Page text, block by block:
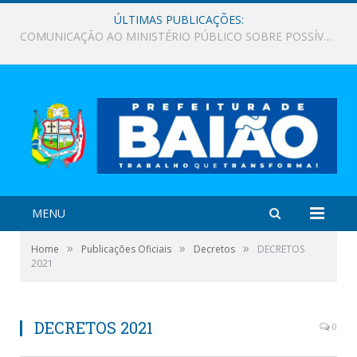
ÚLTIMAS PUBLICAÇÕES:
Mais de 100 pessoas são beneficiadas no Mutirão de Cirurgias da Visão em Baião
MENU
Home » Publicações Oficiais » Decretos »
DECRETOS
2021
DECRETOS 2021 0